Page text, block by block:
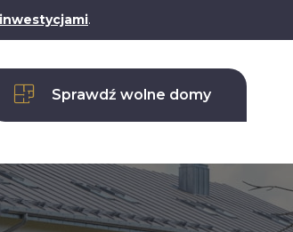
.
Sprawdź wolne domy